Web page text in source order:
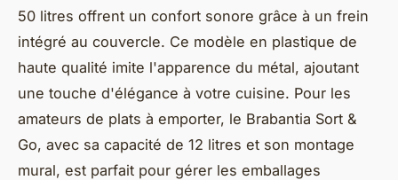
50 litres offrent un confort sonore grâce à un frein
intégré au couvercle. Ce modèle en plastique de
haute qualité imite l'apparence du métal, ajoutant
une touche d'élégance à votre cuisine. Pour les
amateurs de plats à emporter, le Brabantia Sort &
Go, avec sa capacité de 12 litres et son montage
mural, est parfait pour gérer les emballages